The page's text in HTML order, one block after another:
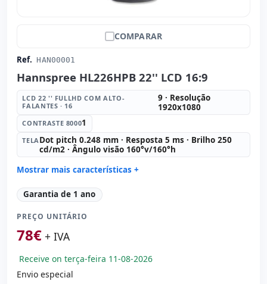
COMPARAR
Ref. HAN00001
Hannspree HL226HPB 22'' LCD 16:9
LCD 22 '' FULLHD COM ALTO-
FALANTES · 16
9 · Resolução
1920x1080
CONTRASTE 80001
TELA Dot pitch 0.248 mm · Resposta 5 ms · Brilho 250
cd/m2 · Ângulo visão 160°v/160°h
Mostrar mais características +
LCD 22 '' FullHD com Alto-falantes · 16:
1920x1080
Contraste 8000:
Tela:
cd/m2 · Ângulo visão 160°v/160°h
Portas de vídeo: VGA · HDMI · DVI
Específico tela:
Garantia de 1 ano
PREÇO UNITÁRIO
78€ + IVA
Receive on terça-feira 11-08-2026
Envio especial